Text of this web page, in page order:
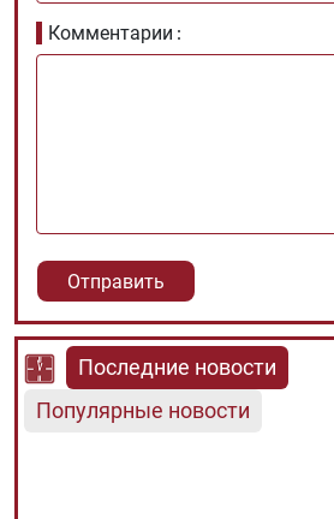
Комментарии
Последние новости
Популярные новости